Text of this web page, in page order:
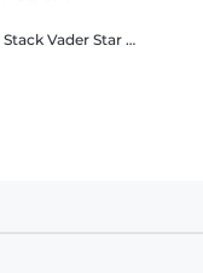
Vader Star Wars - Dark Vador Force Stack Vader - Enfant T-shirt